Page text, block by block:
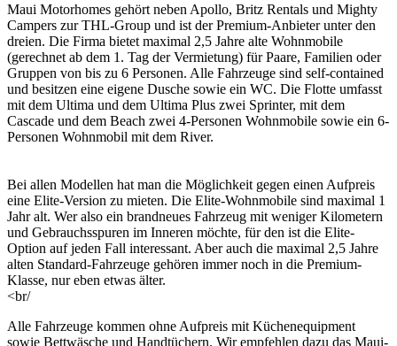
Maui Motorhomes gehört neben Apollo, Britz Rentals und Mighty
Campers zur THL-Group und ist der Premium-Anbieter unter den
dreien. Die Firma bietet maximal 2,5 Jahre alte Wohnmobile
(gerechnet ab dem 1. Tag der Vermietung) für Paare, Familien oder
Gruppen von bis zu 6 Personen. Alle Fahrzeuge sind self-contained
und besitzen eine eigene Dusche sowie ein WC. Die Flotte umfasst
mit dem Ultima und dem Ultima Plus zwei Sprinter, mit dem
Cascade und dem Beach zwei 4-Personen Wohnmobile sowie ein 6-
Personen Wohnmobil mit dem River.
Bei allen Modellen hat man die Möglichkeit gegen einen Aufpreis
eine Elite-Version zu mieten. Die Elite-Wohnmobile sind maximal 1
Jahr alt. Wer also ein brandneues Fahrzeug mit weniger Kilometern
und Gebrauchsspuren im Inneren möchte, für den ist die Elite-
Option auf jeden Fall interessant. Aber auch die maximal 2,5 Jahre
alten Standard-Fahrzeuge gehören immer noch in die Premium-
Klasse, nur eben etwas älter.
<br/
Alle Fahrzeuge kommen ohne Aufpreis mit Küchenequipment
sowie Bettwäsche und Handtüchern. Wir empfehlen dazu das Maui-